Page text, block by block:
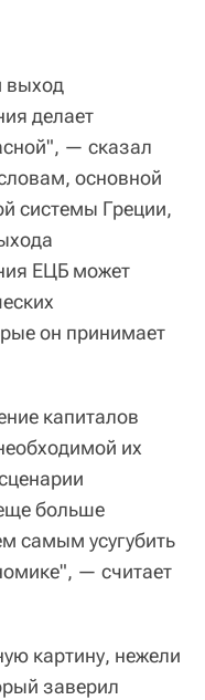
выход
делает
— сказал
основной
системы Греции,
ЕЦБ может
он принимает
капиталов
их
больше
самым усугубить
— считает
картину, нежели
заверил